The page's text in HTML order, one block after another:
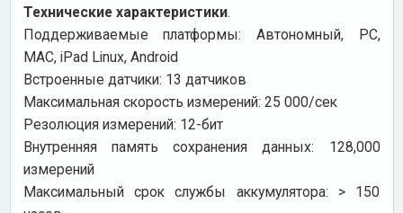
Технические характеристики.
Поддерживаемые платформы: Автономный, PC,
MAC, iPad Linux, Android
Встроенные датчики: 13 датчиков
Максимальная скорость измерений: 25 000/сек
Резолюция измерений: 12-бит
Внутренняя память сохранения данных: 128,000
измерений
Максимальный срок службы аккумулятора: > 150